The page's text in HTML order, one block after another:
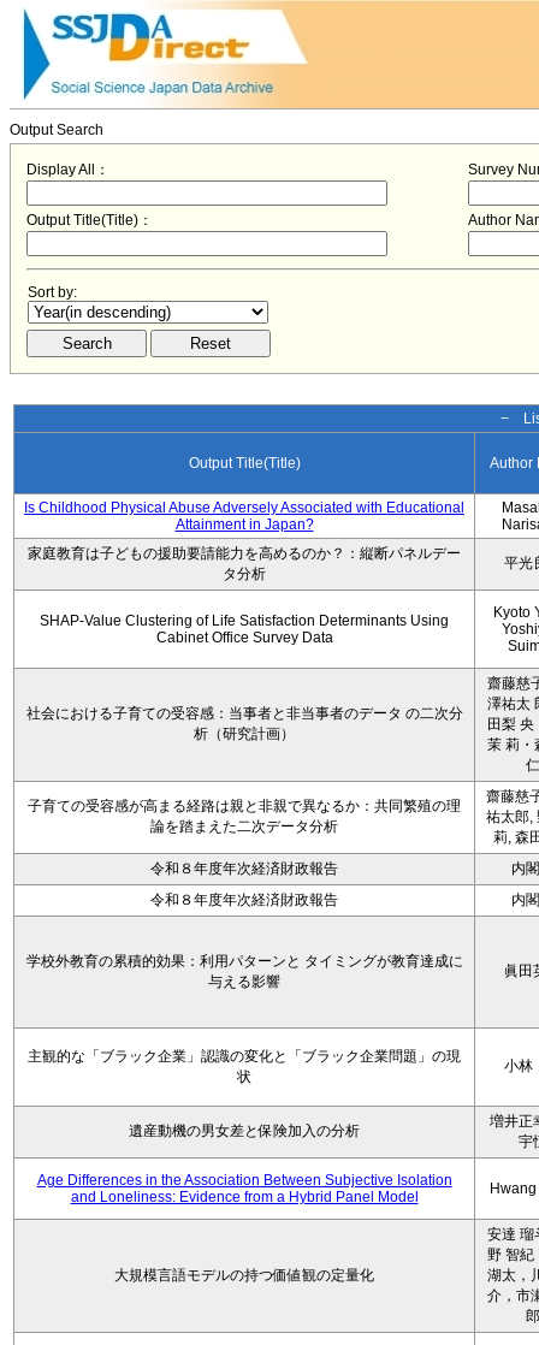
Output Search
Display All： Survey
Output Title(Title)： Author
Sort by:
−
Output Title(Title) Author
Is Childhood Physical Abuse Adversely Associated with Educational
Attainment in Japan?
家庭教育は子どもの援助要請能力を高めるのか？：縦断パネルデー
タ分析
平光
SHAP-Value Clustering of Life Satisfaction Determinants Using
Cabinet Office Survey Data
Kyoto
社会における子育ての受容感：当事者と非当事者のデータ の二次分
析（研究計画）
齋藤慈
澤祐太
田梨 央
茉 莉・
仁
子育ての受容感が高まる経路は親と非親で異なるか：共同繁殖の理
論を踏まえた二次データ分析
齋藤慈
祐太郎,
莉, 森
令和８年度年次経済財政報告
内
令和８年度年次経済財政報告
内
学校外教育の累積的効果：利用パターンと タイミングが教育達成に
与える影響
眞田
主観的な「ブラック企業」認識の変化と「ブラック企業問題」の現
状
小
遺産動機の男女差と保険加入の分析
増井正
宇
Age Differences in the Association Between Subjective Isolation
and Loneliness: Evidence from a Hybrid Panel Model
大規模言語モデルの持つ価値観の定量化
安達 瑠
野 智紀
湖太，
介，市
郎